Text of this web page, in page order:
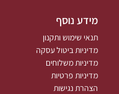
מידע נוסף
תנאי שימוש ותקנון
מדיניות ביטול עסקה
מדיניות משלוחים
מדיניות פרטיות
הצהרת נגישות